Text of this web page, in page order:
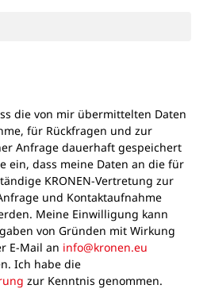
die von mir übermittelten Daten
für Rückfragen und zur
Anfrage dauerhaft gespeichert
ein, dass meine Daten an die für
KRONEN-Vertretung zur
und Kontaktaufnahme
Meine Einwilligung kann
von Gründen mit Wirkung
E-Mail an info@kronen.eu
Ich habe die
zur Kenntnis genommen.